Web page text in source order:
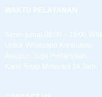
WAKTU PELAYANAN
Senin-jumat 08:00 – 16:00 WIB.
Untuk Whatsapp Konsultasi
Ataupun Juga Pertanyaan,
Kami Tetap Melayani 24 Jam.